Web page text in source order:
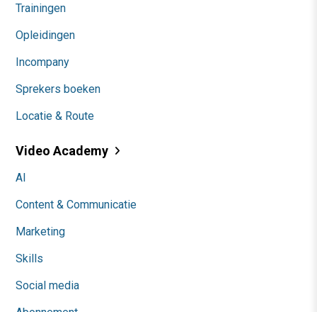
Trainingen
Opleidingen
Incompany
Sprekers boeken
Locatie & Route
Video Academy
AI
Content & Communicatie
Marketing
Skills
Social media